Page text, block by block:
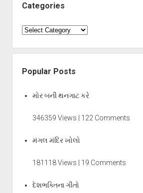
Categories
Categories
Popular Posts
મોર બની થનગાટ કરે
346359 Views | 122 Comments
મંગલ મંદિર ખોલો
181118 Views | 19 Comments
દેશભક્તિના ગીતો